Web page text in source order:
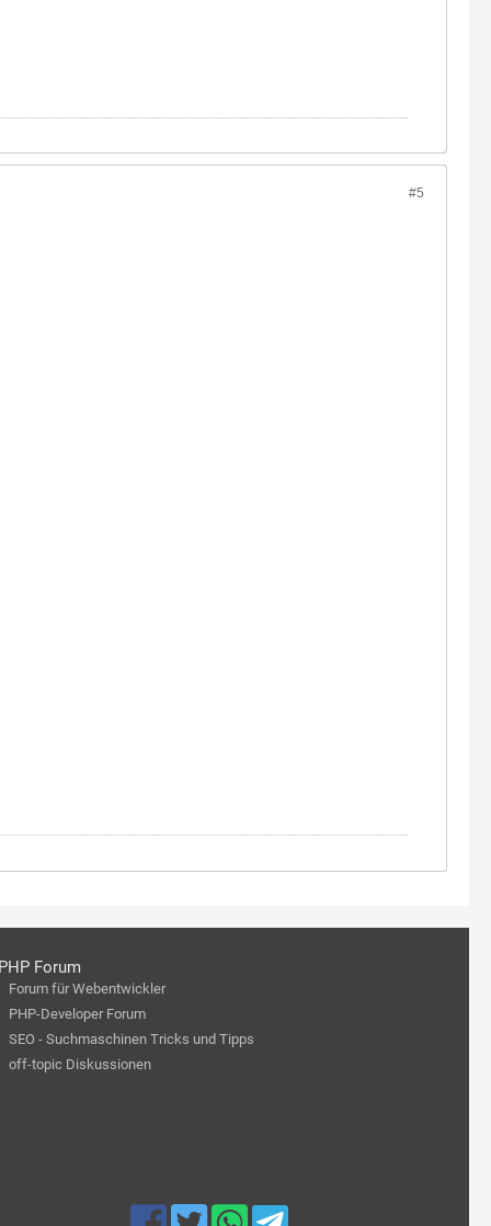
#5
Forum
Forum für Webentwickler
PHP-Developer Forum
SEO - Suchmaschinen Tricks und Tipps
off-topic Diskussionen